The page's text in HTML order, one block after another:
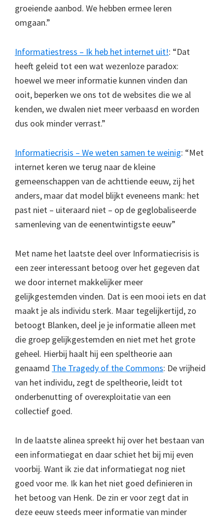
groeiende aanbod. We hebben ermee leren
omgaan.”
Informatiestress – Ik heb het internet uit!: “Dat
heeft geleid tot een wat wezenloze paradox:
hoewel we meer informatie kunnen vinden dan
ooit, beperken we ons tot de websites die we al
kenden, we dwalen niet meer verbaasd en worden
dus ook minder verrast.”
Informatiecrisis – We weten samen te weinig: “Met
internet keren we terug naar de kleine
gemeenschappen van de achttiende eeuw, zij het
anders, maar dat model blijkt eveneens mank: het
past niet – uiteraard niet – op de geglobaliseerde
samenleving van de eenentwintigste eeuw”
Met name het laatste deel over Informatiecrisis is
een zeer interessant betoog over het gegeven dat
we door internet makkelijker meer
gelijkgestemden vinden. Dat is een mooi iets en dat
maakt je als individu sterk. Maar tegelijkertijd, zo
betoogt Blanken, deel je je informatie alleen met
die groep gelijkgestemden en niet met het grote
geheel. Hierbij haalt hij een speltheorie aan
genaamd The Tragedy of the Commons: De vrijheid
van het individu, zegt de speltheorie, leidt tot
onderbenutting of overexploitatie van een
collectief goed.
In de laatste alinea spreekt hij over het bestaan van
een informatiegat en daar schiet het bij mij even
voorbij. Want ik zie dat informatiegat nog niet
goed voor me. Ik kan het niet goed definieren in
het betoog van Henk. De zin er voor zegt dat in
deze eeuw steeds meer informatie van minder